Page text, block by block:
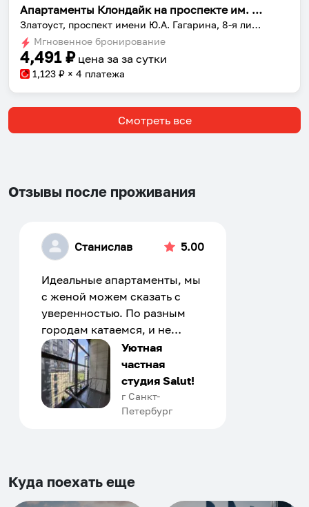
Апартаменты Клондайк на проспекте им. Ю.А. Гагарина, 8-я линия 7
Златоуст, проспект имени Ю.А. Гагарина, 8-я линия, 7
Мгновенное бронирование
4,491₽ цена за за сутки
1,123 ₽ × 4 платежа
Смотреть все
Отзывы после проживания
Станислав 5.00
Идеальные апартаменты, мы
с женой можем сказать с
уверенностью. По разным
городам катаемся, и не
только в России. Сервис на
отличном уровне. Хозяин
апартаментов доброй души
человек, всегда можно
договориться, подскажет
приезжать еще...
Уютная
частная
студия Salut!
г Санкт-
Петербург
Куда поехать еще